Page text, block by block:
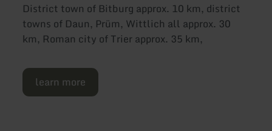
District town of Bitburg approx. 10 km, district
towns of Daun, Prüm, Wittlich all approx. 30
km, Roman city of Trier approx. 35 km,
learn more